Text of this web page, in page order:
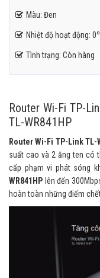
Màu: Đen
Nhiệt độ hoạt động:
Tình trạng: Còn hàng
Router Wi-Fi TP-
TL-WR841HP
Router Wi-Fi TP-Link TL-
suất cao và 2 ăng ten có
cấp phạm vi phát sóng
WR841HP lên đến
hoàn toàn những điểm